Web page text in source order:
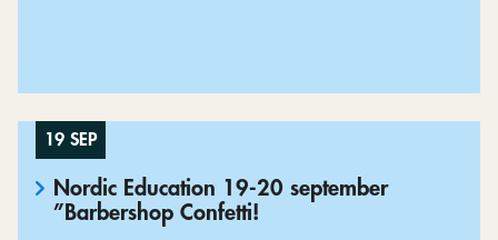
19 SEP
Nordic Education 19-20 september
”Barbershop Confetti!